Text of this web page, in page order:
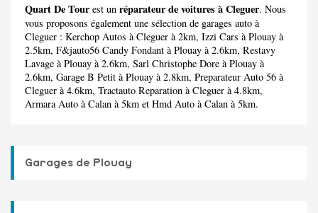
Quart De Tourest un réparateur de voitures à Cleguer. Nous
vous proposons également une sélection de garages auto à
Cleguer : Kerchop Autos à Cleguer à 2km, Izzi Cars à Plouay à
2.5km, F&jauto56 Candy Fondant à Plouay à 2.6km, Restavy
Lavage à Plouay à 2.6km, Sarl Christophe Dore à Plouay à
2.6km, Garage B Petit à Plouay à 2.8km, Preparateur Auto 56 à
Cleguer à 4.6km, Tractauto Reparation à Cleguer à 4.8km,
Armara Auto à Calan à 5km et Hmd Auto à Calan à 5km.
Garages de Plouay